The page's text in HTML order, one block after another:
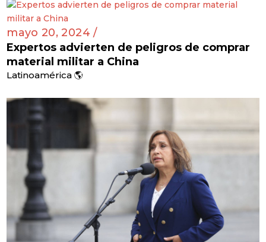
mayo 20, 2024 /
Expertos advierten de peligros de comprar
material militar a China
Latinoamérica 🌎